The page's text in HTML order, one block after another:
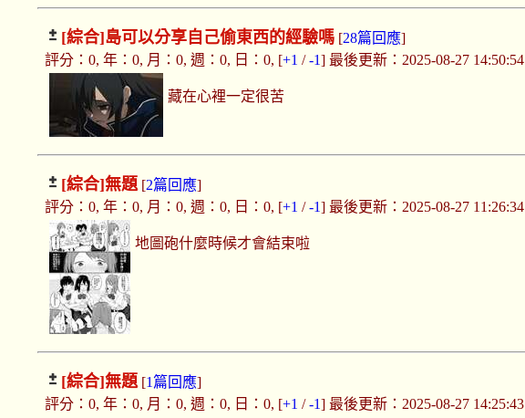
[綜合]島可以分享自己偷東西的經驗嗎 [28篇回應]
評分：0, 年：0, 月：0, 週：0, 日：0, [+1 /-1] 最後更新：2025-08-27 14:50:54
藏在心裡一定很苦
[綜合]無題 [2篇回應]
評分：0, 年：0, 月：0, 週：0, 日：0, [+1 /-1] 最後更新：2025-08-27 11:26:34
地圖砲什麼時候才會結束啦
[綜合]無題 [1篇回應]
評分：0, 年：0, 月：0, 週：0, 日：0, [+1 /-1] 最後更新：2025-08-27 14:25:43